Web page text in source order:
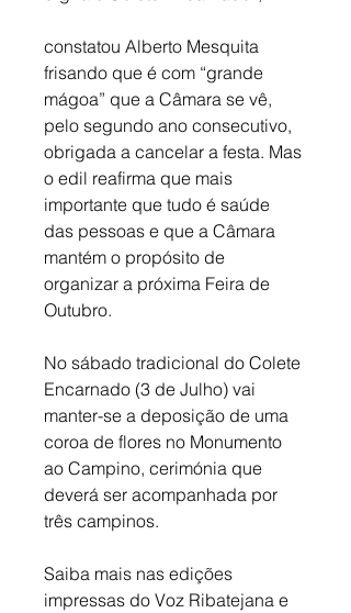
constatou Alberto Mesquita
frisando que é com “grande
mágoa” que a Câmara se vê,
pelo segundo ano consecutivo,
obrigada a cancelar a festa. Mas
o edil reafirma que mais
importante que tudo é saúde
das pessoas e que a Câmara
mantém o propósito de
organizar a próxima Feira de
Outubro.
No sábado tradicional do Colete
Encarnado (3 de Julho) vai
manter-se a deposição de uma
coroa de flores no Monumento
ao Campino, cerimónia que
deverá ser acompanhada por
três campinos.
Saiba mais nas edições
impressas do Voz Ribatejana e